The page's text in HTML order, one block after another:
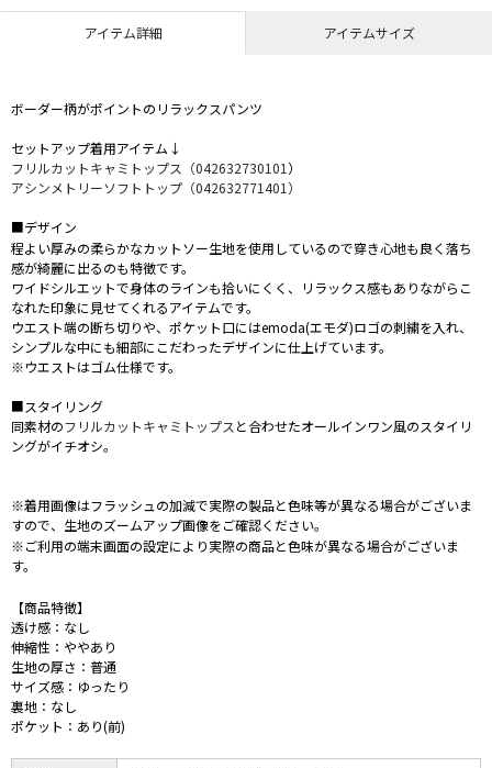
アイテム詳細 アイテムサイズ
ボーダー柄がポイントのリラックスパンツ
セットアップ着用アイテム↓
フリルカットキャミトップス（042632730101 ）
アシンメトリーソフトトップ（042632771401）
■デザイン
程よい厚みの柔らかなカットソー生地を使用しているので穿き心地も良く落ち
感が綺麗に出るのも特徴です。
ワイドシルエットで身体のラインも拾いにくく、リラックス感もありながらこ
なれた印象に見せてくれるアイテムです。
ウエスト端の断ち切りや、ポケット口にはemoda(エモダ)ロゴの刺繍を入れ、
シンプルな中にも細部にこだわったデザインに仕上げています。
※ウエストはゴム仕様です。
■スタイリング
同素材のフリルカットキャミトップス と合わせたオールインワン風のスタイリ
ングがイチオシ。
※着用画像はフラッシュの加減で実際の製品と色味等が異なる場合がございま
すので、生地のズームアップ画像をご確認ください。
※ご利用の端末画面の設定により実際の商品と色味が異なる場合がございま
す。
【商品特徴】
透け感：なし
伸縮性：ややあり
生地の厚さ：普通
サイズ感：ゆったり
裏地：なし
ポケット：あり(前)